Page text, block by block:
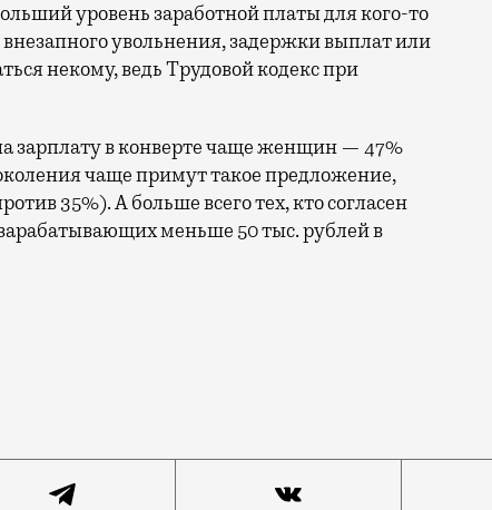
уровень заработной платы для кого-то
увольнения, задержки выплат или
некому, ведь Трудовой кодекс при
зарплату в конверте чаще женщин — 47%
чаще примут такое предложение,
35%). А больше всего тех, кто согласен
меньше 50 тыс. рублей в
— видимо, так считают опрошенные сервисом